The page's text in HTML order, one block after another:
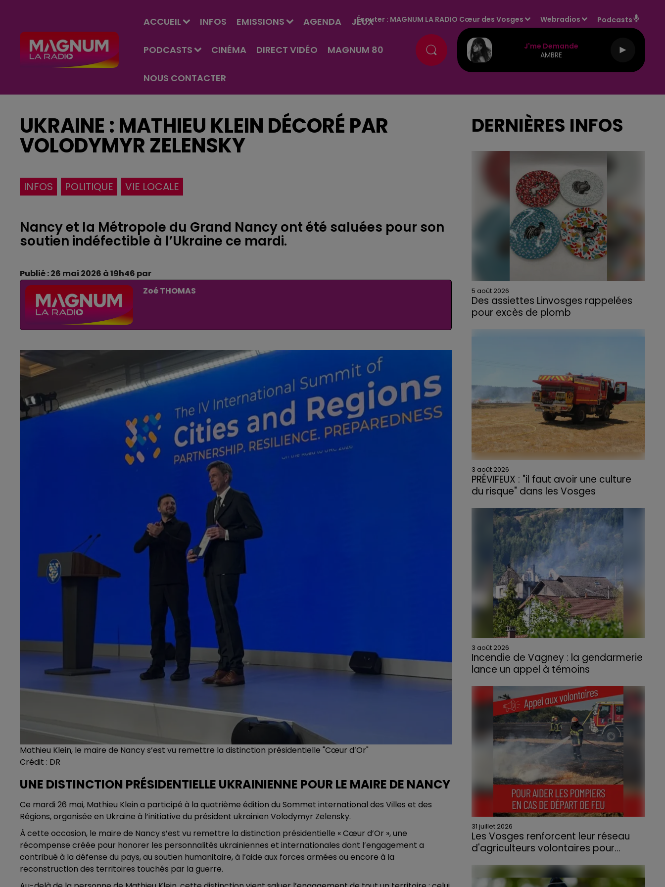
ACCUEIL INFOS EMISSIONS AGENDA JEUX
PODCASTS CINÉMA DIRECT VIDÉO MAGNUM 80
NOUS CONTACTER
Écouter : MAGNUM LA RADIO Cœur des Vosges Webradios Podcasts
J'me Demande
AMBRE
UKRAINE : MATHIEU KLEIN DÉCORÉ PAR
VOLODYMYR ZELENSKY
INFOS POLITIQUE VIE LOCALE
Nancy et la Métropole du Grand Nancy ont été saluées pour son
soutien indéfectible à l’Ukraine ce mardi.
Publié : 26 mai 2026 à 19h46 par
Zoé THOMAS
Mathieu Klein, le maire de Nancy s’est vu remettre la distinction présidentielle "Cœur d’Or"
Crédit : DR
UNE DISTINCTION PRÉSIDENTIELLE UKRAINIENNE POUR LE MAIRE DE NANCY
Ce mardi 26 mai, Mathieu Klein a participé à la quatrième édition du Sommet international des Villes et des
Régions, organisée en Ukraine à l’initiative du président ukrainien Volodymyr Zelensky.
À cette occasion, le maire de Nancy s’est vu remettre la distinction présidentielle « Cœur d’Or », une
récompense créée pour honorer les personnalités ukrainiennes et internationales dont l’engagement a
contribué à la défense du pays, au soutien humanitaire, à l’aide aux forces armées ou encore à la
reconstruction des territoires touchés par la guerre.
DERNIÈRES INFOS
5 août 2026
Des assiettes Linvosges rappelées
pour excès de plomb
3 août 2026
PRÉVIFEUX : "il faut avoir une culture
du risque" dans les Vosges
3 août 2026
Incendie de Vagney : la gendarmerie
lance un appel à témoins
au quartier résidentiel, avait détruit deux
habitations et contraint à l'évacuation d'une
centaine de personnes.
31 juillet 2026
Les Vosges renforcent leur réseau
d'agriculteurs volontaires pour...
départs de feu, la Chambre d'agriculture
des Vosges a lancé un appel aux